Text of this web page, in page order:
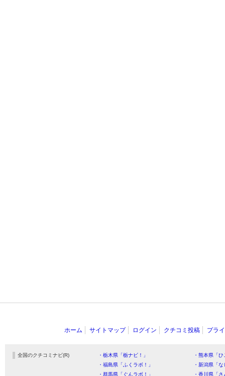
ホーム サイトマップ ログイン クチコミ投稿 プラ
全国のクチコミナビ(R) ・栃木県「栃ナビ！」
・熊本県「
・福島県「ふくラボ！」
・新潟県「
・群馬県「ぐんラボ！」
・香川県「